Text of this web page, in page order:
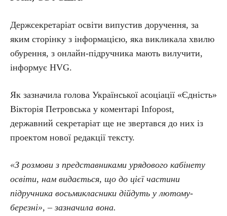
Держсекретаріат освіти випустив доручення, за
яким сторінку з інформацією, яка викликала хвилю
обурення, з онлайн-підручника мають вилучити,
інформує HVG.
Як зазначила голова Української асоціації «Єдність»
Вікторія Петровська у коментарі Infopost,
державний секретаріат ще не звертався до них із
проектом нової редакції тексту.
«З розмови з представниками урядового кабінету
освіти, нам видається, що до цієї частини
підручника восьмикласники дійдуть у лютому-
березні», – зазначила вона.